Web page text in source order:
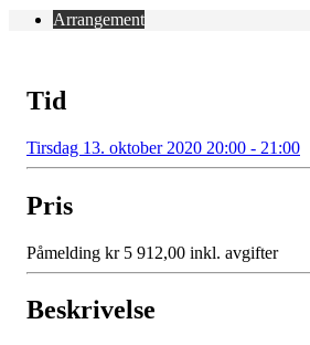
Arrangement
Tid
Tirsdag 13. oktober 2020 20:00 - 21:00
Pris
Påmelding kr 5 912,00 inkl. avgifter
Beskrivelse